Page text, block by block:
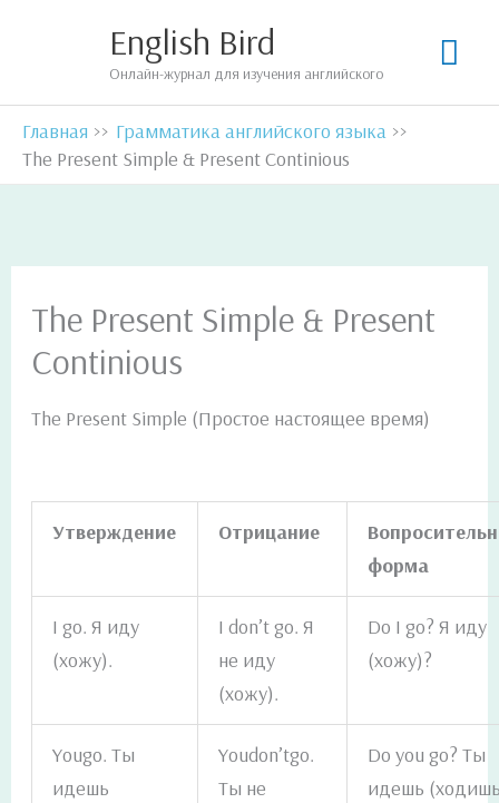
содержимому
English Bird
Онлайн-журнал для изучения английского
Главная
Грамматика английского языка
The Present Simple & Present Continious
The Present Simple & Present
Continious
The Present Simple (Простое настоящее время)
Утверждение Отрицание
форма
I go. Я иду
(хожу).
I don’t go. Я
не иду
(хожу).
Do I go? Я иду
(хожу)?
Yougo. Ты
идешь
Youdon’tgo.
Ты не
Do you go? Ты
идешь